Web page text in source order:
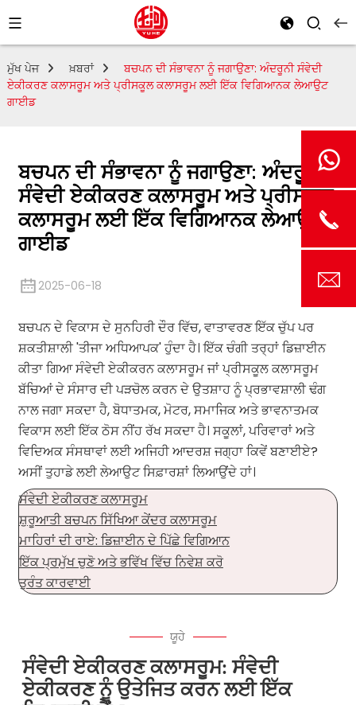
ਮੁੱਖ ਪੇਜ ਖ਼ਬਰਾਂ
ਬਚਪਨ ਦੀ ਸੰਭਾਵਨਾ ਨੂੰ ਜਗਾਉਣਾ: ਅੰਦਰੂਨੀ ਸੰਵੇਦੀ
ਏਕੀਕਰਣ ਕਲਾਸਰੂਮ ਅਤੇ ਪ੍ਰੀਸਕੂਲ ਕਲਾਸਰੂਮ ਲਈ ਇੱਕ ਵਿਗਿਆਨਕ ਲੇਆਉਟ
ਗਾਈਡ
ਬਚਪਨ ਦੀ ਸੰਭਾਵਨਾ ਨੂੰ ਜਗਾਉਣਾ: ਅੰਦਰੂਨੀ
ਸੰਵੇਦੀ ਏਕੀਕਰਣ ਕਲਾਸਰੂਮ ਅਤੇ ਪ੍ਰੀਸਕੂਲ
ਕਲਾਸਰੂਮ ਲਈ ਇੱਕ ਵਿਗਿਆਨਕ ਲੇਆਉਟ
ਗਾਈਡ
2025-06-18
ਬਚਪਨ ਦੇ ਵਿਕਾਸ ਦੇ ਸੁਨਹਿਰੀ ਦੌਰ ਵਿੱਚ, ਵਾਤਾਵਰਣ ਇੱਕ ਚੁੱਪ ਪਰ
ਸ਼ਕਤੀਸ਼ਾਲੀ 'ਤੀਜਾ ਅਧਿਆਪਕ' ਹੁੰਦਾ ਹੈ। ਇੱਕ ਚੰਗੀ ਤਰ੍ਹਾਂ ਡਿਜ਼ਾਈਨ
ਕੀਤਾ ਗਿਆ ਸੰਵੇਦੀ ਏਕੀਕਰਨ ਕਲਾਸਰੂਮ ਜਾਂ ਪ੍ਰੀਸਕੂਲ ਕਲਾਸਰੂਮ
ਬੱਚਿਆਂ ਦੇ ਸੰਸਾਰ ਦੀ ਪੜਚੋਲ ਕਰਨ ਦੇ ਉਤਸ਼ਾਹ ਨੂੰ ਪ੍ਰਭਾਵਸ਼ਾਲੀ ਢੰਗ
ਨਾਲ ਜਗਾ ਸਕਦਾ ਹੈ, ਬੋਧਾਤਮਕ, ਮੋਟਰ, ਸਮਾਜਿਕ ਅਤੇ ਭਾਵਨਾਤਮਕ
ਵਿਕਾਸ ਲਈ ਇੱਕ ਠੋਸ ਨੀਂਹ ਰੱਖ ਸਕਦਾ ਹੈ। ਸਕੂਲਾਂ, ਪਰਿਵਾਰਾਂ ਅਤੇ
ਵਿਦਿਅਕ ਸੰਸਥਾਵਾਂ ਲਈ ਅਜਿਹੀ ਆਦਰਸ਼ ਜਗ੍ਹਾ ਕਿਵੇਂ ਬਣਾਈਏ?
ਅਸੀਂ ਤੁਹਾਡੇ ਲਈ ਲੇਆਉਟ ਸਿਫ਼ਾਰਸ਼ਾਂ ਲਿਆਉਂਦੇ ਹਾਂ।
ਸੰਵੇਦੀ ਏਕੀਕਰਣ ਕਲਾਸਰੂਮ
ਸ਼ੁਰੂਆਤੀ ਬਚਪਨ ਸਿੱਖਿਆ ਕੇਂਦਰ ਕਲਾਸਰੂਮ
ਮਾਹਿਰਾਂ ਦੀ ਰਾਏ: ਡਿਜ਼ਾਈਨ ਦੇ ਪਿੱਛੇ ਵਿਗਿਆਨ
ਇੱਕ ਪ੍ਰਮੁੱਖ ਚੁਣੋ ਅਤੇ ਭਵਿੱਖ ਵਿੱਚ ਨਿਵੇਸ਼ ਕਰੋ
ਤੁਰੰਤ ਕਾਰਵਾਈ
ਯੂਹੇ
ਸੰਵੇਦੀ ਏਕੀਕਰਣ ਕਲਾਸਰੂਮ: ਸੰਵੇਦੀ
ਏਕੀਕਰਣ ਨੂੰ ਉਤੇਜਿਤ ਕਰਨ ਲਈ ਇੱਕ